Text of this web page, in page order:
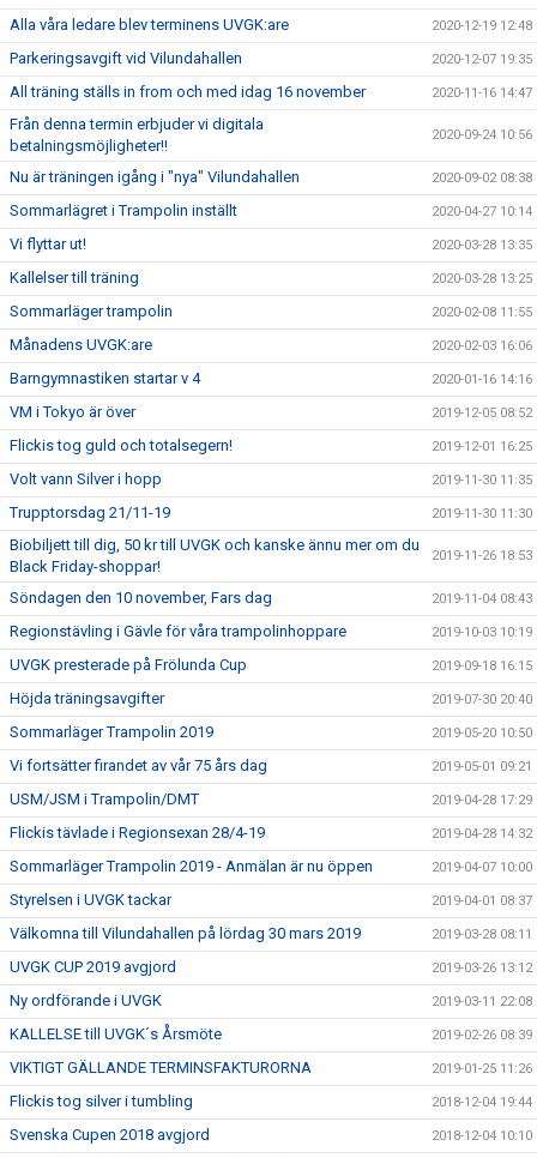
Alla våra ledare blev terminens UVGK:are
2020-12-19 12:48
Parkeringsavgift vid Vilundahallen 2020-12-07 19:35
All träning ställs in from och med idag 16 november 2020-11-16 14:47
Från denna termin erbjuder vi digitala
betalningsmöjligheter!!
2020-09-24 10:56
Nu är träningen igång i "nya" Vilundahallen 2020-09-02 08:38
Sommarlägret i Trampolin inställt 2020-04-27 10:14
Vi flyttar ut! 2020-03-28 13:35
Kallelser till träning 2020-03-28 13:25
Sommarläger trampolin 2020-02-08 11:55
Månadens UVGK:are 2020-02-03 16:06
Barngymnastiken startar v 4 2020-01-16 14:16
VM i Tokyo är över 2019-12-05 08:52
Flickis tog guld och totalsegern! 2019-12-01 16:25
Volt vann Silver i hopp 2019-11-30 11:35
Trupptorsdag 21/11-19 2019-11-30 11:30
Biobiljett till dig, 50 kr till UVGK och kanske ännu mer om du
Black Friday-shoppar!
2019-11-26 18:53
Söndagen den 10 november, Fars dag 2019-11-04 08:43
Regionstävling i Gävle för våra trampolinhoppare 2019-10-03 10:19
UVGK presterade på Frölunda Cup 2019-09-18 16:15
Höjda träningsavgifter 2019-07-30 20:40
Sommarläger Trampolin 2019 2019-05-20 10:50
Vi fortsätter firandet av vår 75 års dag 2019-05-01 09:21
USM/JSM i Trampolin/DMT 2019-04-28 17:29
Flickis tävlade i Regionsexan 28/4-19 2019-04-28 14:32
Sommarläger Trampolin 2019 - Anmälan är nu öppen 2019-04-07 10:00
Styrelsen i UVGK tackar 2019-04-01 08:37
Välkomna till Vilundahallen på lördag 30 mars 2019 2019-03-28 08:11
UVGK CUP 2019 avgjord 2019-03-26 13:12
Ny ordförande i UVGK 2019-03-11 22:08
KALLELSE till UVGK´s Årsmöte 2019-02-26 08:39
VIKTIGT GÄLLANDE TERMINSFAKTURORNA 2019-01-25 11:26
Flickis tog silver i tumbling 2018-12-04 19:44
Svenska Cupen 2018 avgjord 2018-12-04 10:10